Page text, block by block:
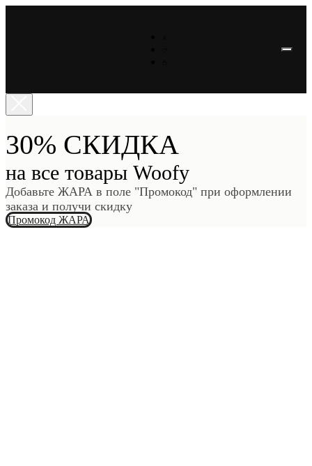
30% СКИДКА
на все товары Woofy
Добавьте ЖАРА в поле "Промокод" при оформлении
заказа и получи скидку
Промокод ЖАРА